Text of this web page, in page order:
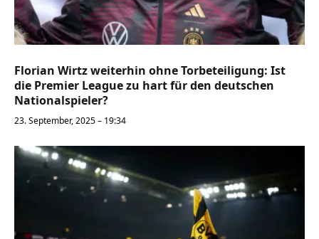
Florian Wirtz weiterhin ohne Torbeteiligung: Ist
die Premier League zu hart für den deutschen
Nationalspieler?
23. September, 2025 – 19:34